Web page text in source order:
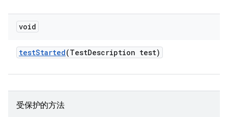
void
testStarted(TestDescription test)
受保护的方法